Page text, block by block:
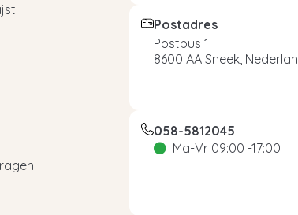
Postadres
Postbus 1
8600 AA Sneek,
058-5812045
Ma-Vr 09:00 -17:00